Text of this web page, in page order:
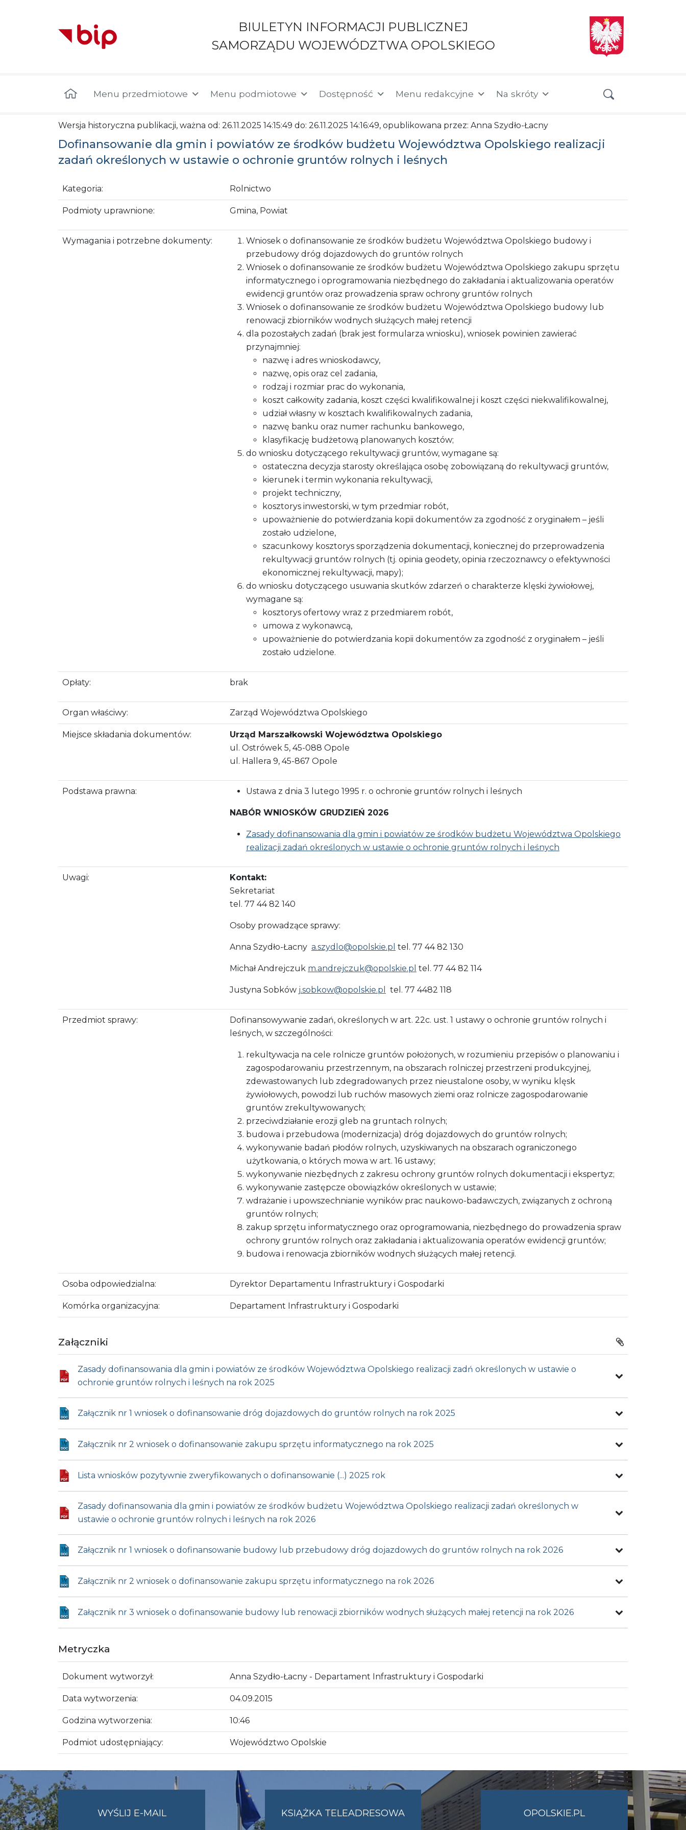
BIULETYN INFORMACJI PUBLICZNEJ
SAMORZĄDU WOJEWÓDZTWA OPOLSKIEGO
Menu przedmiotowe Menu podmiotowe Dostępność Menu redakcyjne Na skróty
Wersja historyczna publikacji, ważna od: 26.11.2025 14:15:49 do: 26.11.2025 14:16:49, opublikowana przez: Anna Szydło-Łacny
Dofinansowanie dla gmin i powiatów ze środków budżetu Województwa Opolskiego realizacji
zadań określonych w ustawie o ochronie gruntów rolnych i leśnych
Kategoria: Rolnictwo
Podmioty uprawnione: Gmina, Powiat
Wymagania i potrzebne dokumenty:
Wniosek o dofinansowanie ze środków budżetu Województwa Opolskiego budowy i
przebudowy dróg dojazdowych do gruntów rolnych
Wniosek o dofinansowanie ze środków budżetu Województwa Opolskiego zakupu sprzętu
informatycznego i oprogramowania niezbędnego do zakładania i aktualizowania operatów
ewidencji gruntów oraz prowadzenia spraw ochrony gruntów rolnych
Wniosek o dofinansowanie ze środków budżetu Województwa Opolskiego budowy lub
renowacji zbiorników wodnych służących małej retencji
dla pozostałych zadań (brak jest formularza wniosku), wniosek powinien zawierać
przynajmniej:
nazwę i adres wnioskodawcy,
nazwę, opis oraz cel zadania,
rodzaj i rozmiar prac do wykonania,
koszt całkowity zadania, koszt części kwalifikowalnej i koszt części niekwalifikowalnej,
udział własny w kosztach kwalifikowalnych zadania,
nazwę banku oraz numer rachunku bankowego,
klasyfikację budżetową planowanych kosztów;
do wniosku dotyczącego rekultywacji gruntów, wymagane są:
ostateczna decyzja starosty określająca osobę zobowiązaną do rekultywacji gruntów,
kierunek i termin wykonania rekultywacji,
projekt techniczny,
kosztorys inwestorski, w tym przedmiar robót,
upoważnienie do potwierdzania kopii dokumentów za zgodność z oryginałem – jeśli
zostało udzielone,
szacunkowy kosztorys sporządzenia dokumentacji, koniecznej do przeprowadzenia
rekultywacji gruntów rolnych (tj. opinia geodety, opinia rzeczoznawcy o efektywności
ekonomicznej rekultywacji, mapy);
do wniosku dotyczącego usuwania skutków zdarzeń o charakterze klęski żywiołowej,
wymagane są:
kosztorys ofertowy wraz z przedmiarem robót,
umowa z wykonawcą,
upoważnienie do potwierdzania kopii dokumentów za zgodność z oryginałem – jeśli
zostało udzielone.
Opłaty: brak
Organ właściwy: Zarząd Województwa Opolskiego
Miejsce składania dokumentów:
Urząd Marszałkowski Województwa Opolskiego
ul. Ostrówek 5, 45-088 Opole
ul. Hallera 9, 45-867 Opole
Podstawa prawna: Ustawa z dnia 3 lutego 1995 r. o ochronie gruntów rolnych i leśnych
NABÓR WNIOSKÓW GRUDZIEŃ 2026
Zasady dofinansowania dla gmin i powiatów ze środków budżetu Województwa Opolskiego
realizacji zadań określonych w ustawie o ochronie gruntów rolnych i leśnych
Uwagi:
Kontakt:
Sekretariat
tel. 77 44 82 140
Osoby prowadzące sprawy:
Anna Szydło-Łacny a.szydlo@opolskie.pl tel. 77 44 82 130
Michał Andrejczuk m.andrejczuk@opolskie.pl tel. 77 44 82 114
Justyna Sobków j.sobkow@opolskie.pl tel. 77 4482 118
Przedmiot sprawy:
Dofinansowywanie zadań, określonych w art. 22c. ust. 1 ustawy o ochronie gruntów rolnych i
leśnych, w szczególności:
rekultywacja na cele rolnicze gruntów położonych, w rozumieniu przepisów o planowaniu i
zagospodarowaniu przestrzennym, na obszarach rolniczej przestrzeni produkcyjnej,
zdewastowanych lub zdegradowanych przez nieustalone osoby, w wyniku klęsk
żywiołowych, powodzi lub ruchów masowych ziemi oraz rolnicze zagospodarowanie
gruntów zrekultywowanych;
przeciwdziałanie erozji gleb na gruntach rolnych;
budowa i przebudowa (modernizacja) dróg dojazdowych do gruntów rolnych;
wykonywanie badań płodów rolnych, uzyskiwanych na obszarach ograniczonego
użytkowania, o których mowa w art. 16 ustawy;
wykonywanie niezbędnych z zakresu ochrony gruntów rolnych dokumentacji i ekspertyz;
wykonywanie zastępcze obowiązków określonych w ustawie;
wdrażanie i upowszechnianie wyników prac naukowo-badawczych, związanych z ochroną
gruntów rolnych;
zakup sprzętu informatycznego oraz oprogramowania, niezbędnego do prowadzenia spraw
ochrony gruntów rolnych oraz zakładania i aktualizowania operatów ewidencji gruntów;
budowa i renowacja zbiorników wodnych służących małej retencji.
Osoba odpowiedzialna: Dyrektor Departamentu Infrastruktury i Gospodarki
Komórka organizacyjna: Departament Infrastruktury i Gospodarki
Załączniki
Zasady dofinansowania dla gmin i powiatów ze środków Województwa Opolskiego realizacji zadń określonych w ustawie o
ochronie gruntów rolnych i leśnych na rok 2025
Załącznik nr 1 wniosek o dofinansowanie dróg dojazdowych do gruntów rolnych na rok 2025
Załącznik nr 2 wniosek o dofinansowanie zakupu sprzętu informatycznego na rok 2025
Lista wniosków pozytywnie zweryfikowanych o dofinansowanie (...) 2025 rok
Zasady dofinansowania dla gmin i powiatów ze środków budżetu Województwa Opolskiego realizacji zadań określonych w
ustawie o ochronie gruntów rolnych i leśnych na rok 2026
Załącznik nr 1 wniosek o dofinansowanie budowy lub przebudowy dróg dojazdowych do gruntów rolnych na rok 2026
Załącznik nr 2 wniosek o dofinansowanie zakupu sprzętu informatycznego na rok 2026
Załącznik nr 3 wniosek o dofinansowanie budowy lub renowacji zbiorników wodnych służących małej retencji na rok 2026
Metryczka
Dokument wytworzył: Anna Szydło-Łacny - Departament Infrastruktury i Gospodarki
Data wytworzenia: 04.09.2015
Godzina wytworzenia: 10:46
Podmiot udostępniający: Województwo Opolskie
WYŚLIJ E-MAILNA
KSIĄŻKA TELEADRESOWA OPOLSKIE.PL